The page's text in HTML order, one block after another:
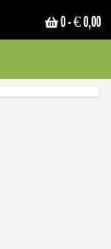
0- € 0,00